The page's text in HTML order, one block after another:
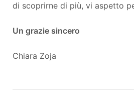
di scoprirne di più, vi aspetto
Un grazie sincero
Chiara Zoja